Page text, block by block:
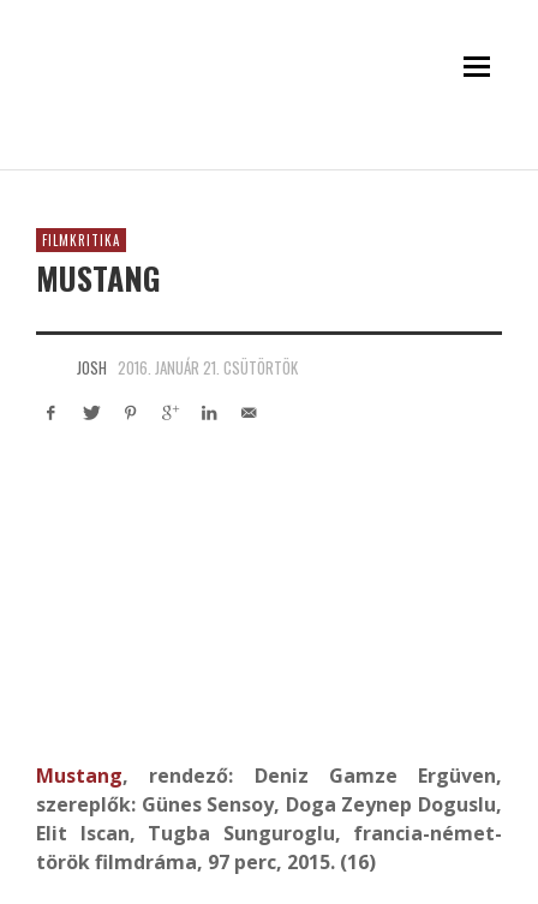
FILMKRITIKA
MUSTANG
JOSH 2016. JANUÁR 21. CSÜTÖRTÖK
Mustang, rendező: Deniz Gamze Ergüven,
szereplők: Günes Sensoy, Doga Zeynep Doguslu,
Elit Iscan, Tugba Sunguroglu, francia-német-
török filmdráma, 97 perc, 2015. (16)